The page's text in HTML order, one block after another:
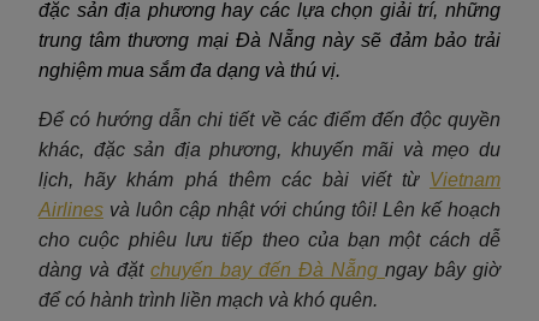
đặc sản địa phương hay các lựa chọn giải trí, những
trung tâm thương mại Đà Nẵng này sẽ đảm bảo trải
nghiệm mua sắm đa dạng và thú vị.
Để có hướng dẫn chi tiết về các điểm đến độc quyền
khác, đặc sản địa phương, khuyến mãi và mẹo du
lịch, hãy khám phá thêm các bài viết từ Vietnam
Airlines và luôn cập nhật với chúng tôi! Lên kế hoạch
cho cuộc phiêu lưu tiếp theo của bạn một cách dễ
dàng và đặt chuyến bay đến Đà Nẵng ngay bây giờ
để có hành trình liền mạch và khó quên.